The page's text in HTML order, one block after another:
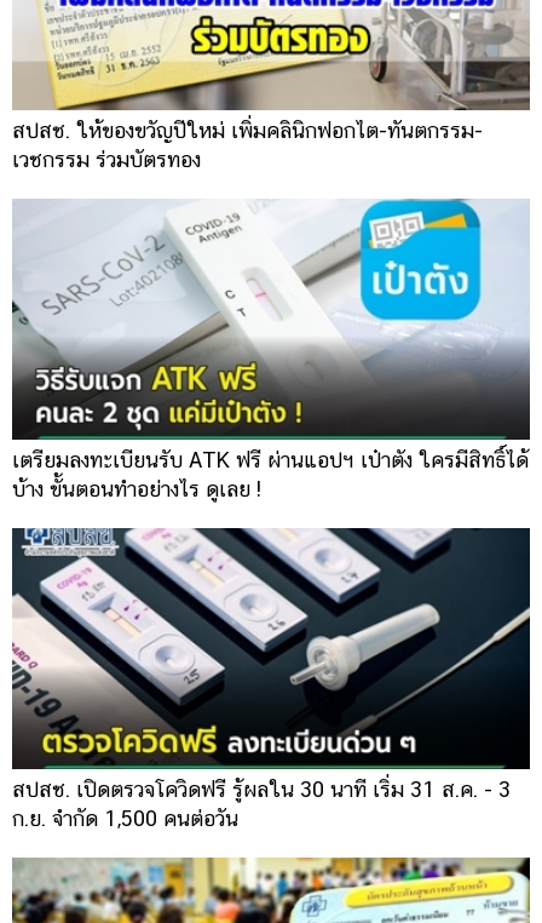
สปสช. ให้ของขวัญปีใหม่ เพิ่มคลินิกฟอกไต-ทันตกรรม-
เวชกรรม ร่วมบัตรทอง
เตรียมลงทะเบียนรับ ATK ฟรี ผ่านแอปฯ เป๋าตัง ใครมีสิทธิ์ได้
บ้าง ขั้นตอนทำอย่างไร ดูเลย !
สปสช. เปิดตรวจโควิดฟรี รู้ผลใน 30 นาที เริ่ม 31 ส.ค. - 3
ก.ย. จำกัด 1,500 คนต่อวัน